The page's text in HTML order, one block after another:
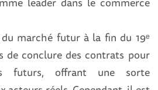
marché futur à la fin du 19ᵉ
de conclure des contrats pour
futurs, offrant une sorte